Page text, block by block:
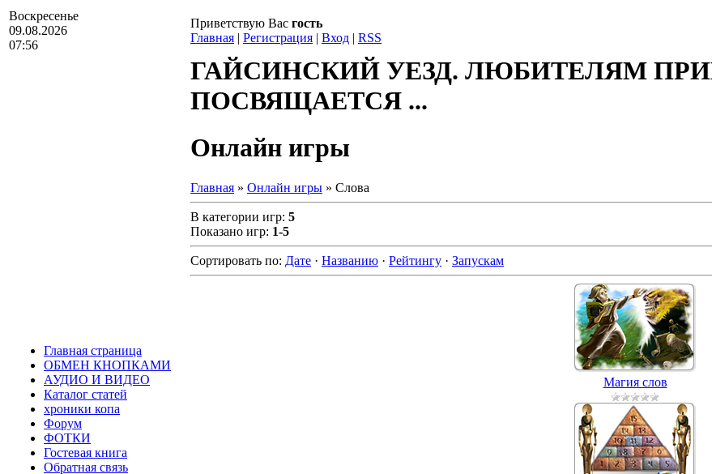
Воскресенье
09.08.2026
07:56
Приветствую Вас гость
Главная | Регистрация | Вход | RSS
Главная страница
ОБМЕН КНОПКАМИ
АУДИО И ВИДЕО
Каталог статей
хроники копа
Форум
ФОТКИ
Гостевая книга
Обратная связь
ГАЙСИНСКИЙ УЕЗД. ЛЮБИТЕЛЯМ
ПОСВЯЩАЕТСЯ ...
Онлайн игры
Главная » Онлайн игры » Слова
В категории игр: 5
Показано игр: 1-5
Сортировать по: Дате · Названию · Рейтингу · Запускам
Магия слов